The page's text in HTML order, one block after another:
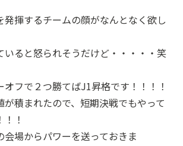
発揮するチームの顔がなんとなく欲し
いると怒られそうだけど・・・・・笑
フで２つ勝てばJ1昇格です！！！！
が積まれたので、短期決戦でもやって
！
場からパワーを送っておきま